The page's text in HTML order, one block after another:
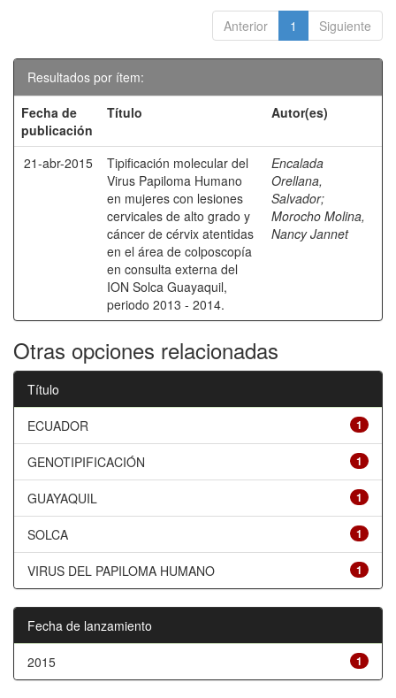
Anterior 1 Siguiente
Resultados por ítem:
Fecha de
publicación
Título Autor(es)
21-abr-2015
Tipificación molecular del
Virus Papiloma Humano
en mujeres con lesiones
cervicales de alto grado y
cáncer de cérvix atentidas
en el área de colposcopía
en consulta externa del
ION Solca Guayaquil,
periodo 2013 - 2014.
Encalada
Orellana,
Salvador;
Morocho Molina,
Nancy Jannet
Otras opciones relacionadas
Título
1
ECUADOR
1
GENOTIPIFICACIÓN
1
GUAYAQUIL
1
SOLCA
1
VIRUS DEL PAPILOMA HUMANO
Fecha de lanzamiento
1
2015